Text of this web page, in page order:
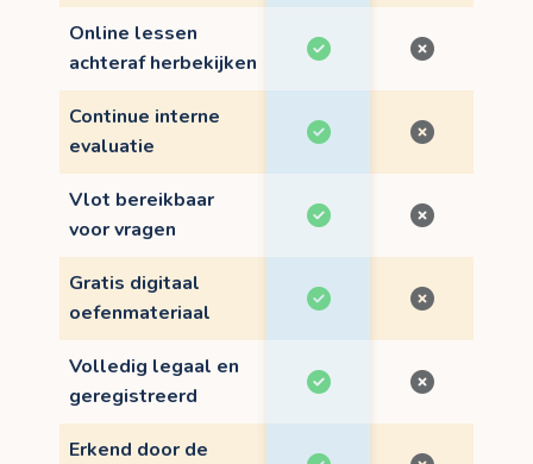
Online lessen
achteraf herbekijken
Continue interne
evaluatie
Vlot bereikbaar
voor vragen
Gratis digitaal
oefenmateriaal
Volledig legaal en
geregistreerd
Erkend door de